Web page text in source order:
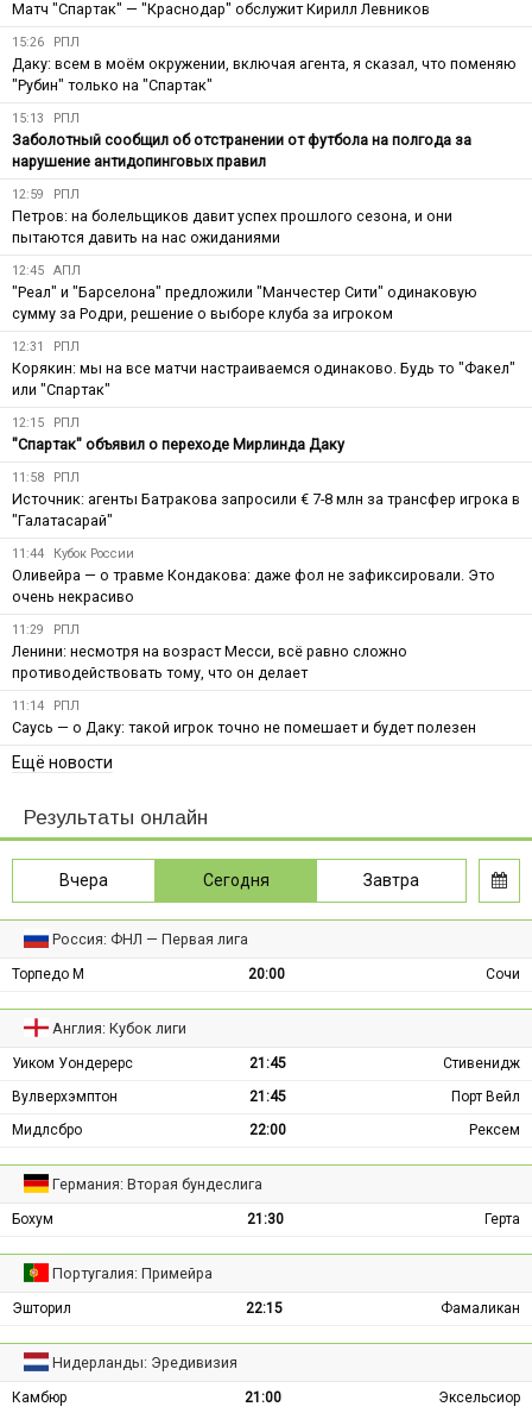
Матч "Спартак" — "Краснодар" обслужит Кирилл Левников
15:26 РПЛ
Даку: всем в моём окружении, включая агента, я сказал, что поменяю
"Рубин" только на "Спартак"
15:13 РПЛ
Заболотный сообщил об отстранении от футбола на полгода за
нарушение антидопинговых правил
12:59 РПЛ
Петров: на болельщиков давит успех прошлого сезона, и они
пытаются давить на нас ожиданиями
12:45 АПЛ
"Реал" и "Барселона" предложили "Манчестер Сити" одинаковую
сумму за Родри, решение о выборе клуба за игроком
12:31 РПЛ
Корякин: мы на все матчи настраиваемся одинаково. Будь то "Факел"
или "Спартак"
12:15 РПЛ
"Спартак" объявил о переходе Мирлинда Даку
11:58 РПЛ
Источник: агенты Батракова запросили € 7-8 млн за трансфер игрока в
"Галатасарай"
11:44 Кубок России
Оливейра — о травме Кондакова: даже фол не зафиксировали. Это
очень некрасиво
11:29 РПЛ
Ленини: несмотря на возраст Месси, всё равно сложно
противодействовать тому, что он делает
11:14 РПЛ
Саусь — о Даку: такой игрок точно не помешает и будет полезен
Ещё новости
Результаты онлайн
Вчера Сегодня Завтра
Россия: ФНЛ — Первая лига
Торпедо М 20:00 Сочи
Англия: Кубок лиги
Уиком Уондерерс 21:45
Стивенидж
Вулверхэмптон
21:45
Порт Вейл
Мидлсбро
22:00 Рексем
Германия: Вторая бундеслига
Бохум 21:30 Герта
Португалия: Примейра
Эшторил 22:15 Фамаликан
Нидерланды: Эредивизия
Камбюр 21:00 Эксельсиор